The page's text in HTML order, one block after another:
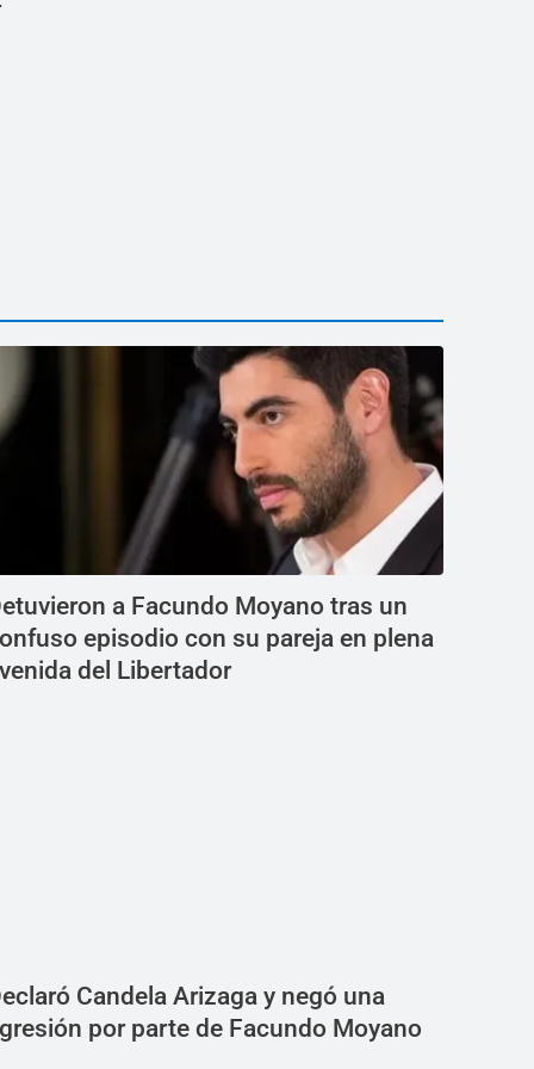
a Facundo Moyano tras un
episodio con su pareja en plena
del Libertador
Candela Arizaga y negó una
por parte de Facundo Moyano